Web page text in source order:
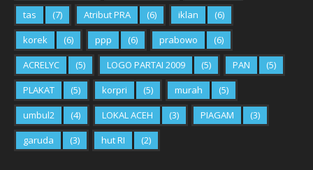
tas
(7) Atribut PRA (6) iklan
(6)
korek
(6) ppp (6) prabowo
(6)
ACRELYC
(5) LOGO PARTAI 2009 (5) PAN
(5)
PLAKAT
(5) korpri (5) murah
(5)
umbul2
(4) LOKAL ACEH (3) PIAGAM
(3)
garuda
(3) hut RI (2)